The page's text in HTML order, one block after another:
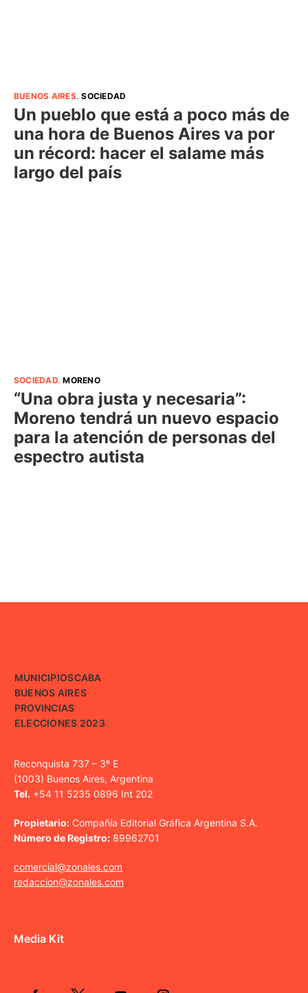
BUENOS AIRES.SOCIEDAD
Un pueblo que está a poco más de
una hora de Buenos Aires va por
un récord: hacer el salame más
largo del país
SOCIEDAD.MORENO
“Una obra justa y necesaria”:
Moreno tendrá un nuevo espacio
para la atención de personas del
espectro autista
MUNICIPIOSCABA
BUENOS AIRES
PROVINCIAS
ELECCIONES 2023
Reconquista 737 – 3º E
(1003) Buenos Aires, Argentina
Tel. +54 11 5235 0896 Int 202
Propietario: Compañía Editorial Gráfica Argentina S.A.
Número de Registro: 89962701
comercial@zonales.com
redaccion@zonales.com
Media Kit